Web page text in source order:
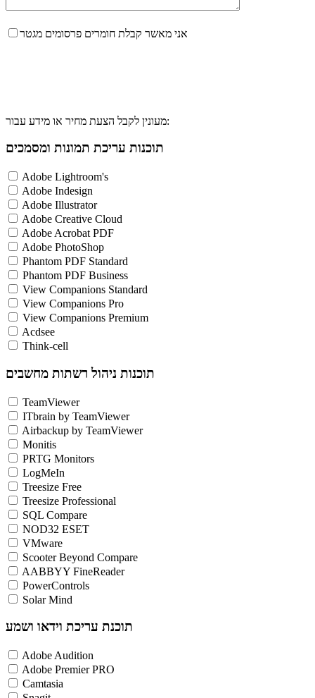
אני מאשר קבלת חומרים פרסומים מגטר
מעונין לקבל הצעת מחיר או מידע עבור:
תוכנות עריכת תמונות ומסמכים
Adobe Lightroom's
Adobe Indesign
Adobe Illustrator
Adobe Creative Cloud
Adobe Acrobat PDF
Adobe PhotoShop
Phantom PDF Standard
Phantom PDF Business
View Companions Standard
View Companions Pro
View Companions Premium
Acdsee
Think-cell
תוכנות ניהול רשתות מחשבים
TeamViewer
ITbrain by TeamViewer
Airbackup by TeamViewer
Monitis
PRTG Monitors
LogMeIn
Treesize Free
Treesize Professional
SQL Compare
NOD32 ESET
VMware
Scooter Beyond Compare
AABBYY FineReader
PowerControls
Solar Mind
תוכנת עריכת וידאו ושמע
Adobe Audition
Adobe Premier PRO
Camtasia